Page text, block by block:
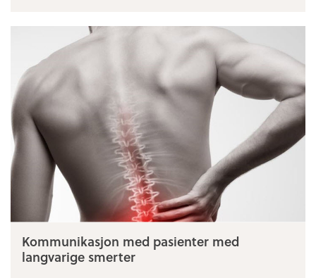
Kommunikasjon med pasienter med
langvarige smerter